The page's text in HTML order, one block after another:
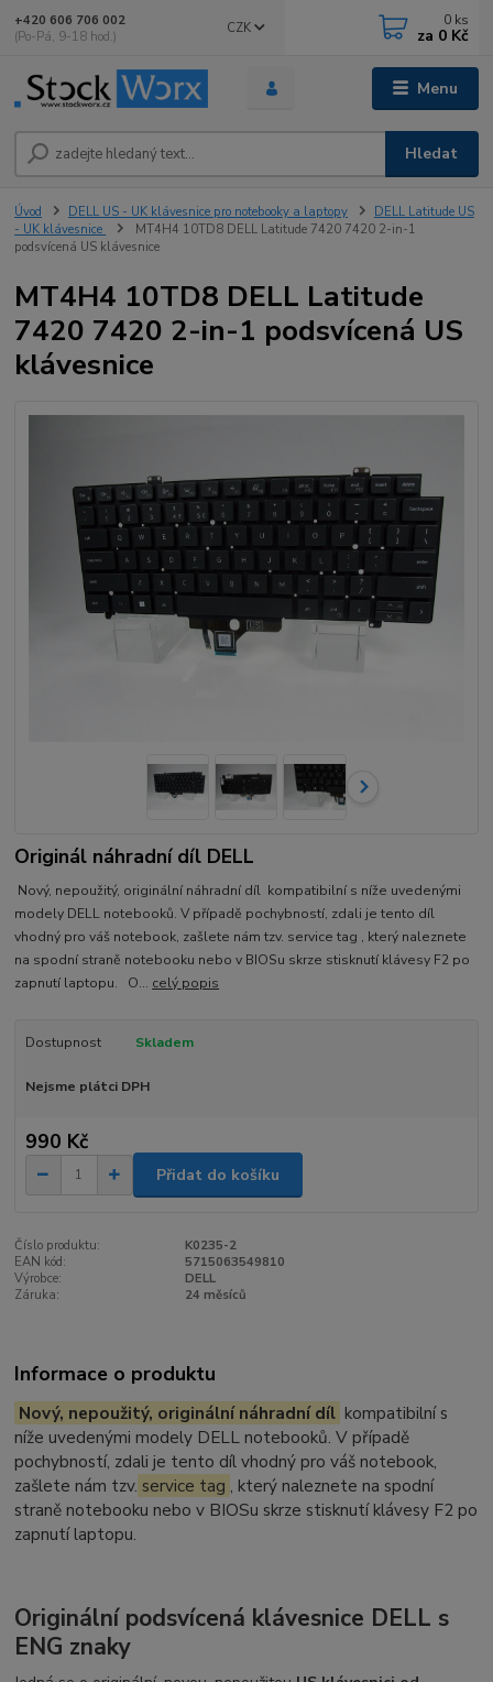
Menu
CZK
Hledat
+420 606 706 002
(Po-Pá, 9-18 hod.)
0 ks
za 0 Kč
Úvod DELL US - UK klávesnice pro notebooky a laptopy
DELL Latitude US
- UK klávesnice
MT4H4 10TD8 DELL Latitude 7420 7420 2-in-1
podsvícená US klávesnice
MT4H4 10TD8 DELL Latitude
7420 7420 2-in-1 podsvícená US
klávesnice
Originál náhradní díl DELL
Nový, nepoužitý, originální náhradní díl kompatibilní s níže uvedenými
modely DELL notebooků. V případě pochybností, zdali je tento díl
vhodný pro váš notebook, zašlete nám tzv. service tag , který naleznete
na spodní straně notebooku nebo v BIOSu skrze stisknutí klávesy F2 po
zapnutí laptopu. O... celý popis
Dostupnost Skladem
Nejsme plátci DPH
990 Kč
Přidat do košíku
Číslo produktu:
K0235-2
EAN kód:
5715063549810
Výrobce:
DELL
Záruka:
24 měsíců
Informace o produktu
Nový, nepoužitý, originální náhradní díl kompatibilní s
níže uvedenými modely DELL notebooků. V případě
pochybností, zdali je tento díl vhodný pro váš notebook,
zašlete nám tzv. service tag , který naleznete na spodní
straně notebooku nebo v BIOSu skrze stisknutí klávesy F2 po
zapnutí laptopu.
Originální podsvícená klávesnice DELL s
ENG znaky